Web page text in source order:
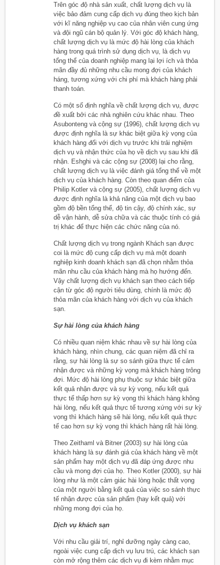
Trên góc độ nhà sản xuất, chất lượng dịch vụ là
việc bảo đảm cung cấp dịch vụ đúng theo kịch bản
với kĩ năng nghiệp vụ cao của nhân viên cung ứng
và đội ngũ cán bộ quản lý. Với góc độ khách hàng,
chất lượng dịch vụ là mức độ hài lòng của khách
hàng trong quá trình sử dụng dịch vụ, là dịch vụ
tổng thể của doanh nghiệp mang lại lợi ích và thỏa
mãn đầy đủ những nhu cầu mong đợi của khách
háng, tương xứng với chi phí mà khách hàng phải
thanh toán.
Có một số định nghĩa về chất lượng dịch vụ, được
đề xuất bởi các nhà nghiên cứu khác nhau. Theo
Asubonteng và cộng sự (1996), chất lượng dịch vụ
được định nghĩa là sự khác biệt giữa kỳ vọng của
khách hàng đối với dịch vụ trước khi trải nghiệm
dịch vụ và nhận thức của họ về dịch vụ sau khi đã
nhận. Eshghi và các cộng sự (2008) lại cho rằng,
chất lượng dịch vụ là việc đánh giá tổng thể về một
dịch vụ của khách hàng. Còn theo quan điểm của
Philip Kotler và cộng sự (2005), chất lượng dịch vụ
được định nghĩa là khả năng của một dịch vụ bao
gồm độ bền tổng thể, độ tin cậy, độ chính xác, sự
dễ vận hành, dễ sửa chữa và các thuộc tính có giá
trị khác để thực hiện các chức năng của nó.
Chất lượng dịch vụ trong ngành Khách sạn được
coi là mức độ cung cấp dịch vụ mà một doanh
nghiệp kinh doanh khách sạn đã chọn nhằm thỏa
mãn nhu cầu của khách hàng mà họ hướng đến.
Vậy chất lượng dịch vụ khách sạn theo cách tiếp
cận từ góc độ người tiêu dùng, chính là mức độ
thỏa mãn của khách hàng với dịch vụ của khách
sạn.
Sự hài lòng của khách hàng
Có nhiều quan niệm khác nhau về sự hài lòng của
khách hàng, nhìn chung, các quan niệm đã chỉ ra
rằng, sự hài lòng là sự so sánh giữa thực tế cảm
nhận được và những kỳ vọng mà khách hàng trông
đợi. Mức độ hài lòng phụ thuộc sự khác biệt giữa
kết quả nhận được và sự kỳ vọng, nếu kết quả
thực tế thấp hơn sự kỳ vọng thì khách hàng không
hài lòng, nếu kết quả thực tế tương xứng với sự kỳ
vọng thì khách hàng sẽ hài lòng, nếu kết quả thực
tế cao hơn sự kỳ vọng thì khách hàng rất hài lòng.
Theo Zeithaml và Bitner (2003) sự hài lòng của
khách hàng là sự đánh giá của khách hàng về một
sản phẩm hay một dịch vụ đã đáp ứng được nhu
cầu và mong đợi của họ. Theo Kotler (2000), sự hài
lòng như là một cảm giác hài lòng hoặc thất vọng
của một người bằng kết quả của việc so sánh thực
tế nhận được của sản phẩm (hay kết quả) với
những mong đợi của họ.
Dịch vụ khách sạn
Với nhu cầu giải trí, nghỉ dưỡng ngày càng cao,
ngoài việc cung cấp dịch vụ lưu trú, các khách sạn
còn mở rộng thêm các dịch vụ đi kèm nhằm mục